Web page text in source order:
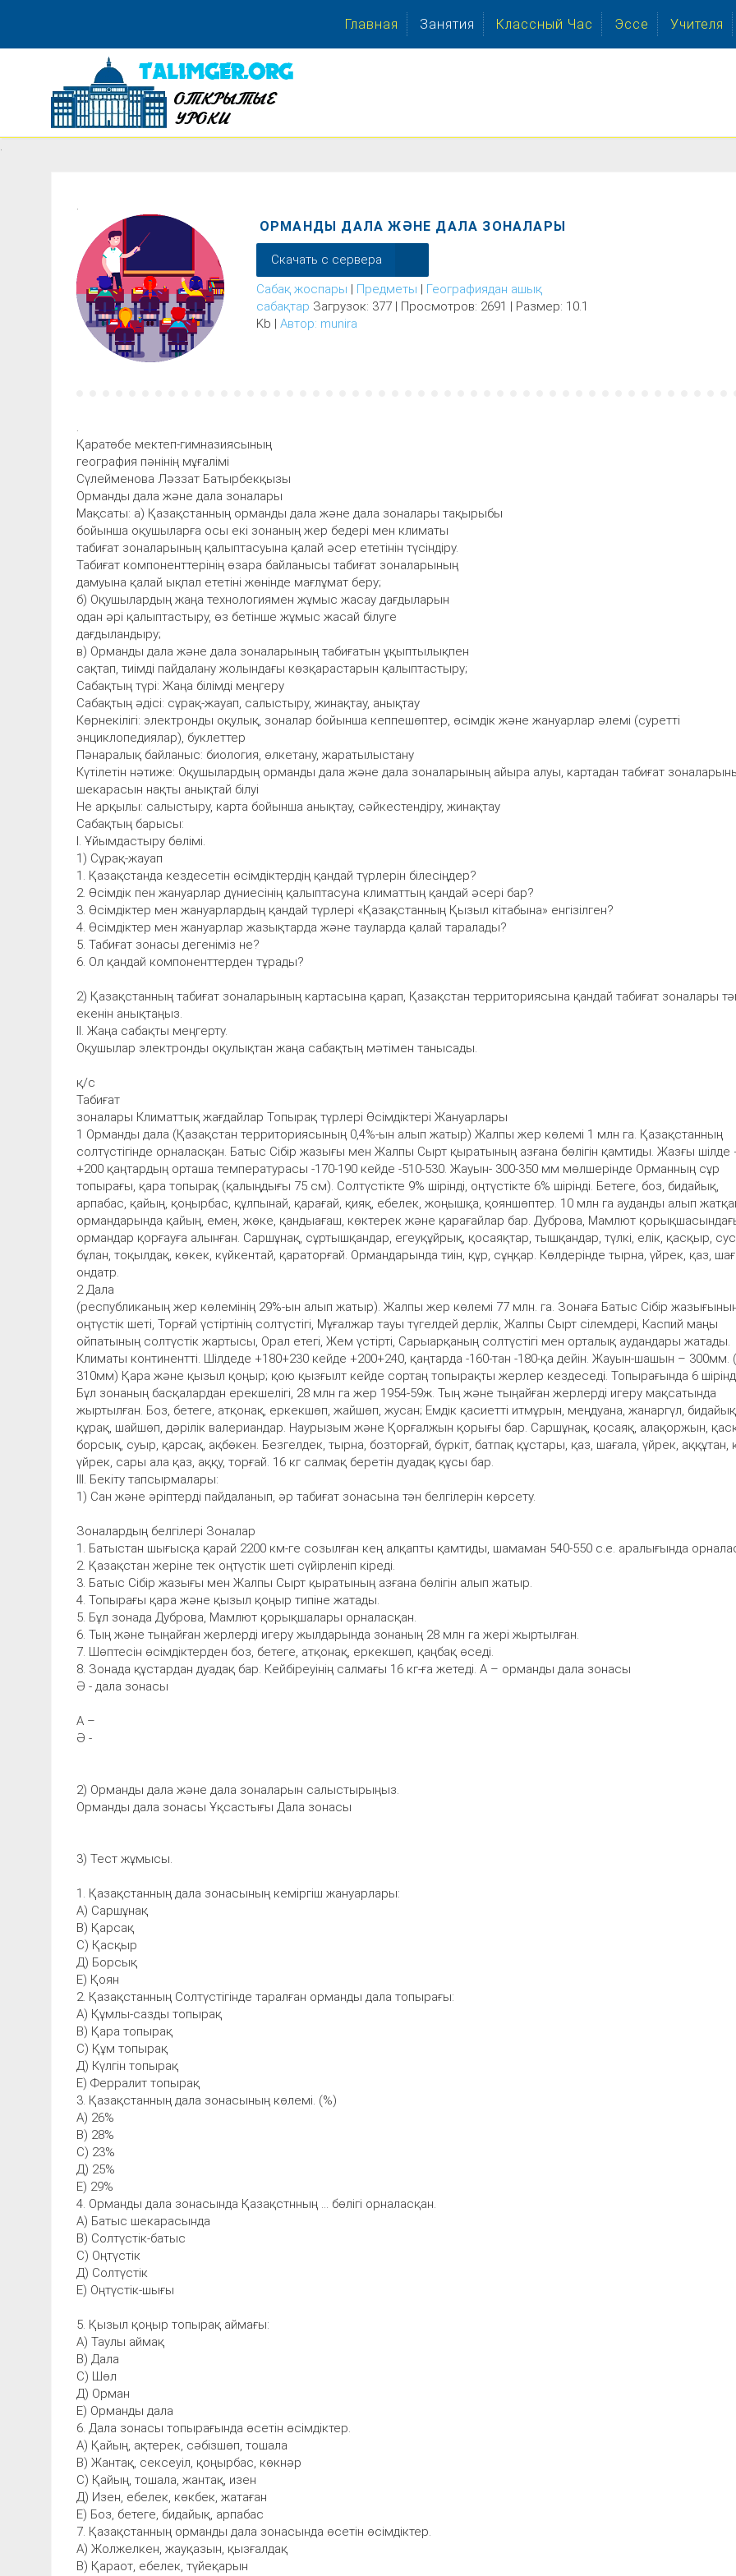
Главная Занятия Классный Час Эссе Учителя
.
.
ОРМАНДЫ ДАЛА ЖӘНЕ ДАЛА ЗОНАЛАРЫ
Скачать с сервера
Сабақ жоспары | Предметы | Географиядан ашық
сабақтар Загрузок: 377 | Просмотров: 2691 | Размер: 10.1
Kb | Автор: munira
Қаратөбе мектеп-гимназиясының
география пәнінің мұғалімі
Сүлейменова Ләззат Батырбекқызы
Орманды дала және дала зоналары
Мақсаты: а) Қазақстанның орманды дала және дала зоналары тақырыбы
бойынша оқушыларға осы екі зонаның жер бедері мен климаты
табиғат зоналарының қалыптасуына қалай әсер ететінін түсіндіру.
Табиғат компоненттерінің өзара байланысы табиғат зоналарының
дамуына қалай ықпал ететіні жөнінде мағлұмат беру;
б) Оқушылардың жаңа технологиямен жұмыс жасау дағдыларын
одан әрі қалыптастыру, өз бетінше жұмыс жасай білуге
дағдыландыру;
в) Орманды дала және дала зоналарының табиғатын ұқыптылықпен
сақтап, тиімді пайдалану жолындағы көзқарастарын қалыптастыру;
Сабақтың түрі: Жаңа білімді меңгеру
Сабақтың әдісі: сұрақ-жауап, салыстыру, жинақтау, анықтау
Көрнекілігі: электронды оқулық, зоналар бойынша кеппешөптер, өсімдік және жануарлар әлемі (суретті
энциклопедиялар), буклеттер
Пәнаралық байланыс: биология, өлкетану, жаратылыстану
Күтілетін нәтиже: Оқушылардың орманды дала және дала зоналарының айыра алуы, картадан табиғат
шекарасын нақты анықтай білуі
Не арқылы: салыстыру, карта бойынша анықтау, сәйкестендіру, жинақтау
Сабақтың барысы:
І. Ұйымдастыру бөлімі.
1) Сұрақ-жауап
1. Қазақстанда кездесетін өсімдіктердің қандай түрлерін білесіңдер?
2. Өсімдік пен жануарлар дүниесінің қалыптасуна климаттың қандай әсері бар?
3. Өсімдіктер мен жануарлардың қандай түрлері «Қазақстанның Қызыл кітабына» енгізілген?
4. Өсімдіктер мен жануарлар жазықтарда және тауларда қалай таралады?
5. Табиғат зонасы дегеніміз не?
6. Ол қандай компоненттерден тұрады?
2) Қазақстанның табиғат зоналарының картасына қарап, Қазақстан территориясына қандай табиғат зоналары
екенін анықтаңыз.
ІІ. Жаңа сабақты меңгерту.
Оқушылар электронды оқулықтан жаңа сабақтың мәтімен танысады.
қ/с
Табиғат
зоналары Климаттық жағдайлар Топырақ түрлері Өсімдіктері Жануарлары
1 Орманды дала (Қазақстан территориясының 0,4%-ын алып жатыр) Жалпы жер көлемі 1 млн га. Қазақстанның
солтүстігінде орналасқан. Батыс Сібір жазығы мен Жалпы Сырт қыратының азғана бөлігін қамтиды. Жазғы шілде
+200 қаңтардың орташа температурасы -170-190 кейде -510-530. Жауын- 300-350 мм мөлшерінде Орманның сұр
топырағы, қара топырақ (қалыңдығы 75 см). Солтүстікте 9% шірінді, оңтүстікте 6% шірінді. Бетеге, боз, бидайық,
арпабас, қайың, қоңырбас, құлпынай, қарағай, қияқ, ебелек, жоңышқа, қояншөптер. 10 млн га ауданды алып
ормандарында қайың, емен, жөке, қандыағаш, көктерек және қарағайлар бар. Дуброва, Мамлют
ормандар қорғауға алынған. Саршұнақ, сұртышқандар, егеуқұйрық, қосаяқтар, тышқандар, түлкі, елік, қасқыр,
бұлан, тоқылдақ, көкек, күйкентай, қараторғай. Ормандарында тиін, құр, сұңқар. Көлдерінде тырна, үйрек, қаз,
ондатр.
2 Дала
(республиканың жер көлемінің 29%-ын алып жатыр). Жалпы жер көлемі 77 млн. га. Зонаға Батыс Сібір
оңтүстік шеті, Торғай үстіртінің солтүстігі, Мұғалжар тауы түгелдей дерлік, Жалпы Сырт сілемдері, Каспий маңы
ойпатының солтүстік жартысы, Орал етегі, Жем үстірті, Сарыарқаның солтүстігі мен орталық аудандары жатады.
Климаты континентті. Шілдеде +180+230 кейде +200+240, қаңтарда -160-тан -180-қа дейін. Жауын-шашын – 300мм.
310мм) Қара және қызыл қоңыр; қою қызғылт кейде сортаң топырақты жерлер кездеседі. Топырағында 6
Бұл зонаның басқалардан ерекшелігі, 28 млн га жер 1954-59ж. Тың және тыңайған жерлерді игеру мақсатында
жыртылған. Боз, бетеге, атқонақ, еркекшөп, жайшөп, жусан; Емдік қасиетті итмұрын, меңдуана, жанаргүл,
құрақ, шайшөп, дәрілік валериандар. Наурызым және Қорғалжын қорығы бар. Саршұнақ, қосаяқ, алақоржын,
борсық, суыр, қарсақ, ақбөкен. Безгелдек, тырна, бозторғай, бүркіт, батпақ құстары, қаз, шағала, үйрек, аққұтан,
үйрек, сары ала қаз, аққу, торғай. 16 кг салмақ беретін дуадақ құсы бар.
ІІІ. Бекіту тапсырмалары:
1) Сан және әріптерді пайдаланып, әр табиғат зонасына тән белгілерін көрсету.
Зоналардың белгілері Зоналар
1. Батыстан шығысқа қарай 2200 км-ге созылған кең алқапты қамтиды, шамаман 540-550 с.е. аралығында
2. Қазақстан жеріне тек оңтүстік шеті сүйірленіп кіреді.
3. Батыс Сібір жазығы мен Жалпы Сырт қыратының азғана бөлігін алып жатыр.
4. Топырағы қара және қызыл қоңыр типіне жатады.
5. Бұл зонада Дуброва, Мамлют қорықшалары орналасқан.
6. Тың және тыңайған жерлерді игеру жылдарында зонаның 28 млн га жері жыртылған.
7. Шөптесін өсімдіктерден боз, бетеге, атқонақ, еркекшөп, қаңбақ өседі.
8. Зонада құстардан дуадақ бар. Кейбіреуінің салмағы 16 кг-ға жетеді. А – орманды дала зонасы
Ә - дала зонасы
А –
Ә -
2) Орманды дала және дала зоналарын салыстырыңыз.
Орманды дала зонасы Ұқсастығы Дала зонасы
3) Тест жұмысы.
1. Қазақстанның дала зонасының кеміргіш жануарлары:
А) Саршұнақ
В) Қарсақ
С) Қасқыр
Д) Борсық
Е) Қоян
2. Қазақстанның Солтүстігінде таралған орманды дала топырағы:
А) Құмлы-сазды топырақ
В) Қара топырақ
С) Құм топырақ
Д) Күлгін топырақ
Е) Ферралит топырақ
3. Қазақстанның дала зонасының көлемі. (%)
А) 26%
В) 28%
С) 23%
Д) 25%
Е) 29%
4. Орманды дала зонасында Қазақстнның ... бөлігі орналасқан.
А) Батыс шекарасында
В) Солтүстік-батыс
С) Оңтүстік
Д) Солтүстік
Е) Оңтүстік-шығы
5. Қызыл қоңыр топырақ аймағы:
А) Таулы аймақ
В) Дала
С) Шөл
Д) Орман
Е) Орманды дала
6. Дала зонасы топырағында өсетін өсімдіктер.
А) Қайың, ақтерек, сәбізшөп, тошала
В) Жантақ, сексеуіл, қоңырбас, көкнәр
С) Қайың, тошала, жантақ, изен
Д) Изен, ебелек, көкбек, жатаған
Е) Боз, бетеге, бидайық, арпабас
7. Қазақстанның орманды дала зонасында өсетін өсімдіктер.
А) Жолжелкен, жауқазын, қызғалдақ
В) Қараот, ебелек, түйеқарын
.